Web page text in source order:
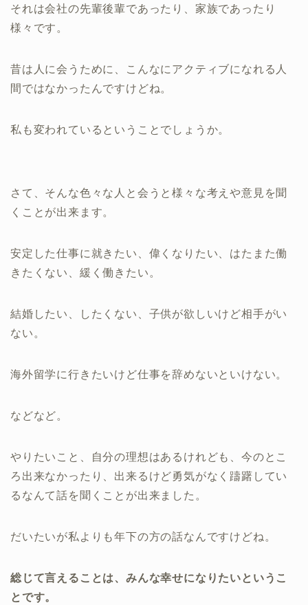
それは会社の先輩後輩であったり、家族であったり
様々です。
昔は人に会うために、こんなにアクティブになれる人
間ではなかったんですけどね。
私も変われているということでしょうか。
さて、そんな色々な人と会うと様々な考えや意見を聞
くことが出来ます。
安定した仕事に就きたい、偉くなりたい、はたまた働
きたくない、緩く働きたい。
結婚したい、したくない、子供が欲しいけど相手がい
ない。
海外留学に行きたいけど仕事を辞めないといけない。
などなど。
やりたいこと、自分の理想はあるけれども、今のとこ
ろ出来なかったり、出来るけど勇気がなく躊躇してい
るなんて話を聞くことが出来ました。
だいたいが私よりも年下の方の話なんですけどね。
総じて言えることは、みんな幸せになりたいというこ
とです。